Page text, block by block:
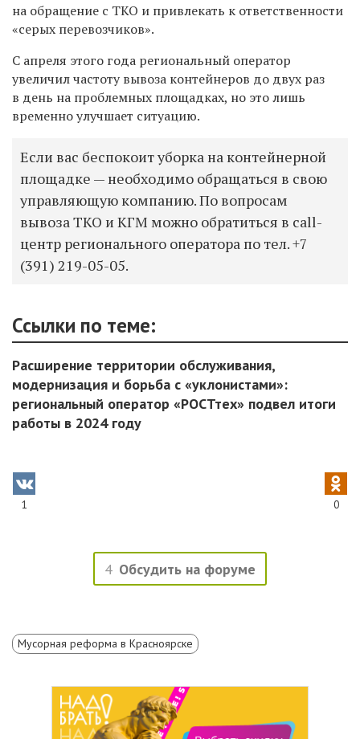
на обращение с ТКО и привлекать к ответственности
«серых перевозчиков».
С апреля этого года региональный оператор
увеличил частоту вывоза контейнеров до двух раз
в день на проблемных площадках, но это лишь
временно улучшает ситуацию.
Если вас беспокоит уборка на контейнерной
площадке — необходимо обращаться в свою
управляющую компанию. По вопросам
вывоза ТКО и КГМ можно обратиться в call-
центр регионального оператора по тел.+7
(391) 219-05-05.
Ссылки по теме:
Расширение территории обслуживания,
модернизация и борьба с «уклонистами»:
региональный оператор «РОСТтех» подвел итоги
работы в 2024 году
1 0
4 Обсудить на форуме
Мусорная реформа в Красноярске